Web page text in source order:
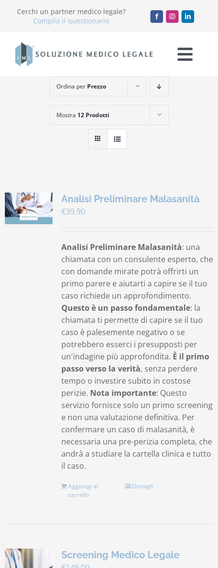
Cerchi un partner medico legale?
Compila il questionario
Chi Siamo
Servizi
Accademia
Lavora con noi
Carrello
Ordina per Prezzo
Mostra 12 Prodotti
Analisi Preliminare Malasanità
€39.90
Analisi Preliminare Malasanità: una
chiamata con un consulente esperto, che
con domande mirate potrà offrirti un
primo parere e aiutarti a capire se il tuo
caso richiede un approfondimento.
Questo è un passo fondamentale: la
chiamata ti permette di capire se il tuo
caso è palesemente negativo o se
potrebbero esserci i presupposti per
un'indagine più approfondita. È il primo
passo verso la verità, senza perdere
tempo o investire subito in costose
perizie. Nota importante: Questo
servizio fornisce solo un primo screening
e non una valutazione definitiva. Per
confermare un caso di malasanità, è
necessaria una pre-perizia completa, che
andrà a studiare la cartella clinica e tutto
il caso.
Aggiungi al
carrello
Dettagli
Screening Medico Legale